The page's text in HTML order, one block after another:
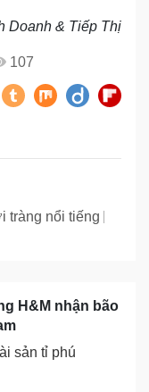
Doanh & Tiếp Thị
107
tràng nổi tiếng
H&M nhận bão
sản tỉ phú